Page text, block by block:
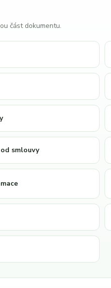
část dokumentu.
smlouvy